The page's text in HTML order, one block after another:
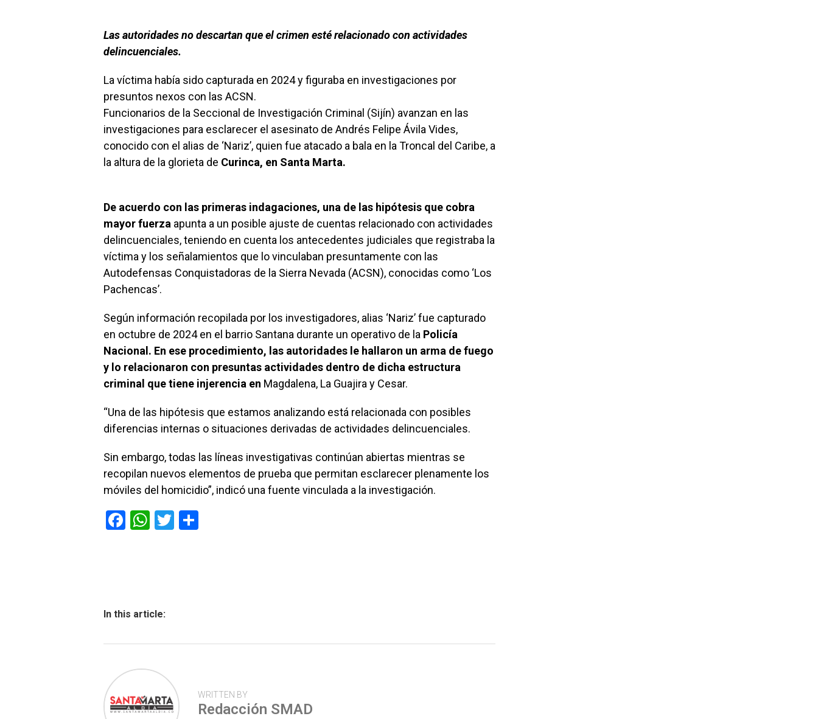
Las autoridades no descartan que el crimen esté relacionado con actividades
delincuenciales.
La víctima había sido capturada en 2024 y figuraba en investigaciones por
presuntos nexos con las ACSN.
Funcionarios de la Seccional de Investigación Criminal (Sijín) avanzan en las
investigaciones para esclarecer el asesinato de Andrés Felipe Ávila Vides,
conocido con el alias de ‘Nariz’, quien fue atacado a bala en la Troncal del Caribe, a
la altura de la glorieta de Curinca, en Santa Marta.
De acuerdo con las primeras indagaciones, una de las hipótesis que cobra
mayor fuerza apunta a un posible ajuste de cuentas relacionado con actividades
delincuenciales, teniendo en cuenta los antecedentes judiciales que registraba la
víctima y los señalamientos que lo vinculaban presuntamente con las
Autodefensas Conquistadoras de la Sierra Nevada (ACSN), conocidas como ‘Los
Pachencas’.
Según información recopilada por los investigadores, alias ‘Nariz’ fue capturado
en octubre de 2024 en el barrio Santana durante un operativo de la Policía
Nacional. En ese procedimiento, las autoridades le hallaron un arma de fuego
y lo relacionaron con presuntas actividades dentro de dicha estructura
criminal que tiene injerencia en Magdalena, La Guajira y Cesar.
“Una de las hipótesis que estamos analizando está relacionada con posibles
diferencias internas o situaciones derivadas de actividades delincuenciales.
Sin embargo, todas las líneas investigativas continúan abiertas mientras se
recopilan nuevos elementos de prueba que permitan esclarecer plenamente los
móviles del homicidio”, indicó una fuente vinculada a la investigación.
F
ok
W
p
T
In this article:
WRITTEN BY
Redacción SMAD